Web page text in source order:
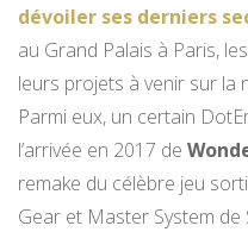
dévoiler ses derniers
au Grand Palais à Paris,
leurs projets à venir sur la
Parmi eux, un certain
l’arrivée en 2017 de
remake du célèbre jeu
Gear et Master System de